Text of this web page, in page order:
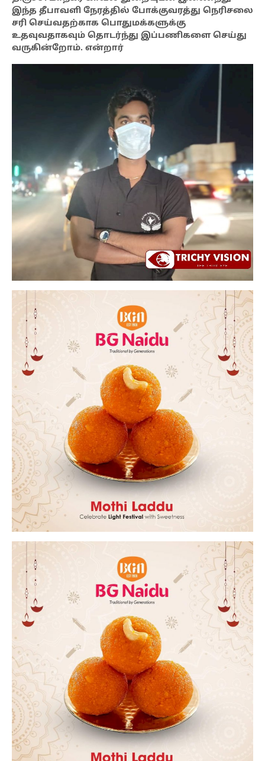
இந்த தீபாவளி நேரத்தில் போக்குவரத்து நெரிசலை
சரி செய்வதற்காக பொதுமக்களுக்கு
உதவுவதாகவும் தொடர்ந்து இப்பணிகளை செய்து
வருகின்றோம். என்றார்